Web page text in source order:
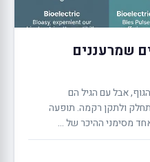
שמרעננים
אבל עם הגיל הם
ולתקן רקמה. תופעה
מסימני ההיכר של ...